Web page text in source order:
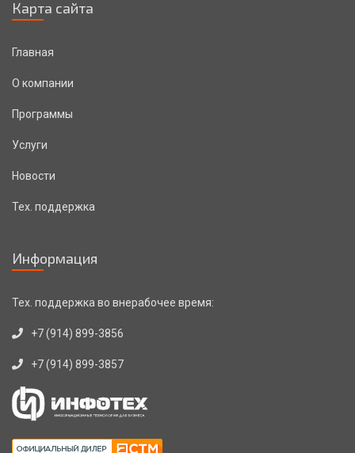
Карта сайта
Главная
О компании
Программы
Услуги
Новости
Тех. поддержка
Информация
Тех. поддержка во внерабочее время:
+7 (914) 899-3856
+7 (914) 899-3857